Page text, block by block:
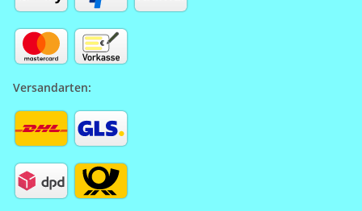
Versandarten: